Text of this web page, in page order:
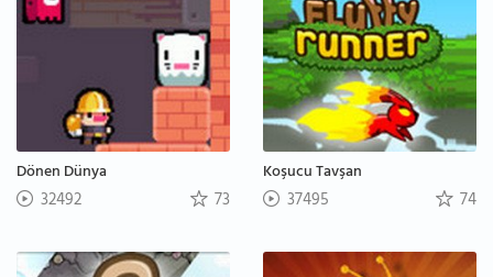
Dönen Dünya
32492 73
Koşucu Tavşan
37495 74